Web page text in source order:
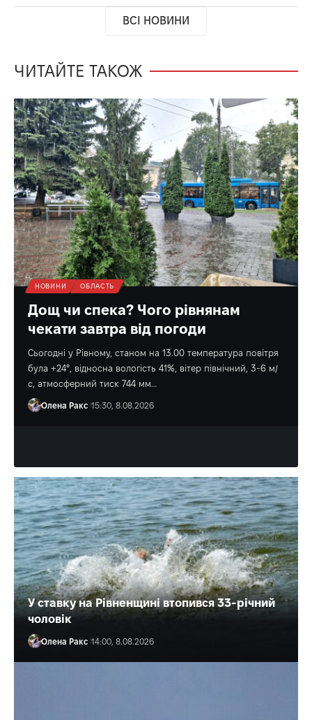
ВСІ НОВИНИ
ЧИТАЙТЕ ТАКОЖ
НОВИНИ ОБЛАСТЬ
Дощ чи спека? Чого рівнянам
чекати завтра від погоди
Сьогодні у Рівному, станом на 13.00 температура повітря
була +24°, відносна вологість 41%, вітер північний, 3-6 м/
с, атмосферний тиск 744 мм…
Олена Ракс 15:30, 8.08.2026
У ставку на Рівненщині втопився 33-річний
чоловік
Олена Ракс 14:00, 8.08.2026